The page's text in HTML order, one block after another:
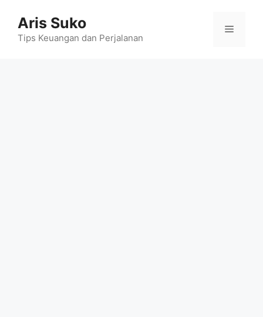
content
Aris Suko
Tips Keuangan dan Perjalanan
Menu